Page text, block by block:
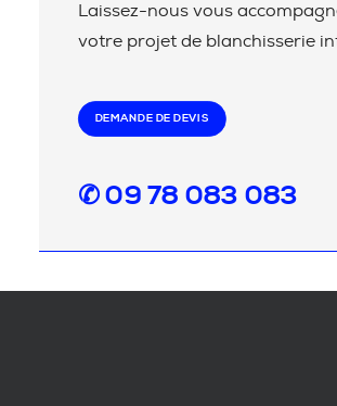
Laissez-nous vous
votre projet de blanchisserie
DEMANDE DE DEVIS
✆ 09 78 083 083